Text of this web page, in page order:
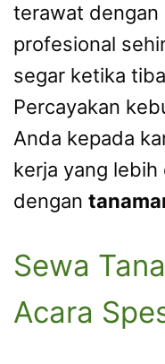
terawat dengan
profesional
segar ketika
Percayakan
Anda kepada
kerja yang
dengan
Sewa
Acara